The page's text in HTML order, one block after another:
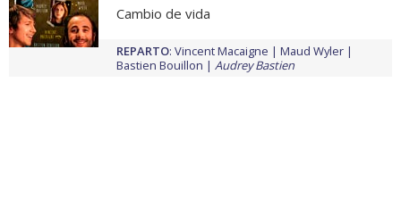
Cambio de vida
REPARTO: Vincent Macaigne
Maud Wyler
Bastien Bouillon
Audrey Bastien